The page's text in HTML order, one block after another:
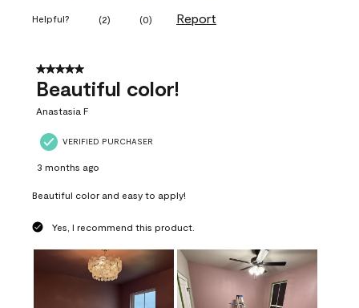
Helpful? (2) (0) Report
5 out of 5 stars.
Beautiful color!
Anastasia F
VERIFIED PURCHASER
3 months ago
Beautiful color and easy to apply!
Yes, I recommend this product.